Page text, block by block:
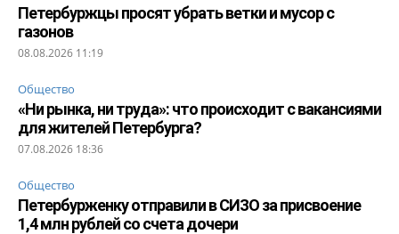
Петербуржцы просят убрать ветки и мусор с
газонов
08.08.2026 11:19
Общество
«Ни рынка, ни труда»: что происходит с вакансиями
для жителей Петербурга?
07.08.2026 18:36
Общество
Петербурженку отправили в СИЗО за присвоение
1,4 млн рублей со счета дочери